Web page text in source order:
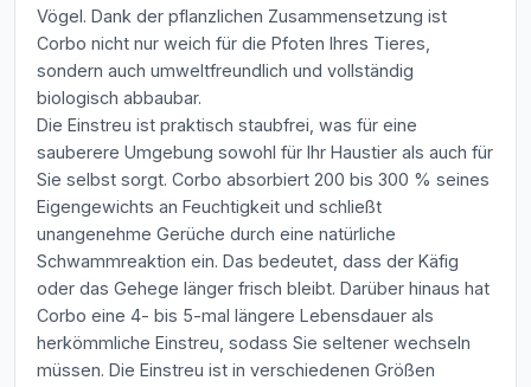
Vögel. Dank der pflanzlichen Zusammensetzung ist
Corbo nicht nur weich für die Pfoten Ihres Tieres,
sondern auch umweltfreundlich und vollständig
biologisch abbaubar.
Die Einstreu ist praktisch staubfrei, was für eine
sauberere Umgebung sowohl für Ihr Haustier als auch für
Sie selbst sorgt. Corbo absorbiert 200 bis 300 % seines
Eigengewichts an Feuchtigkeit und schließt
unangenehme Gerüche durch eine natürliche
Schwammreaktion ein. Das bedeutet, dass der Käfig
oder das Gehege länger frisch bleibt. Darüber hinaus hat
Corbo eine 4- bis 5-mal längere Lebensdauer als
herkömmliche Einstreu, sodass Sie seltener wechseln
müssen. Die Einstreu ist in verschiedenen Größen